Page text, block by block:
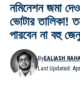
নমিনেশন জমা
ভোটার তালিকা!
পারবেন না বহু
Last Updated:
ByEALIASH